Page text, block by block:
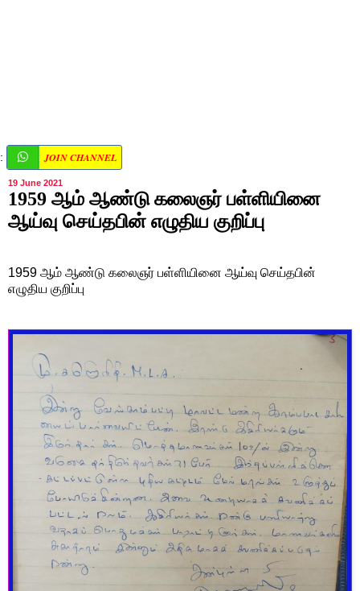
: JOIN CHANNEL
19 June 2021
1959 ஆம் ஆண்டு கலைஞர் பள்ளியினை
ஆய்வு செய்தபின் எழுதிய குறிப்பு
1959 ஆம் ஆண்டு கலைஞர் பள்ளியினை ஆய்வு செய்தபின்
எழுதிய குறிப்பு